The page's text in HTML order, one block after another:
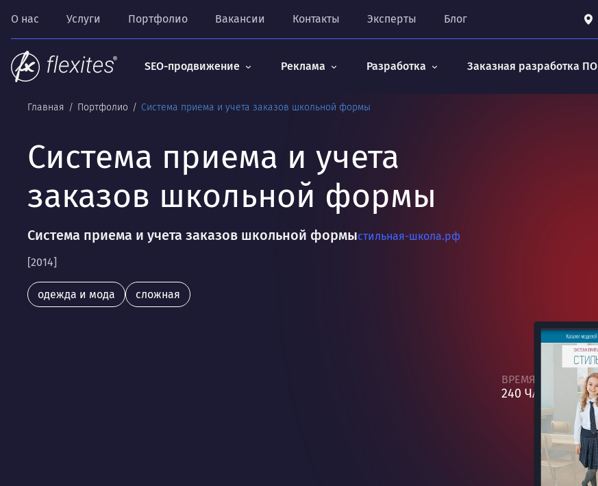
О нас Услуги Портфолио Вакансии Контакты Эксперты Блог
SEO-продвижение Реклама Разработка Заказная разработка ПО
Главная Портфолио Система приема и учета заказов школьной формы
Система приема и учета
заказов школьной формы
Система приема и учета заказов школьной формыстильная-школа.рф
[2014]
одежда и мода сложная
ВРЕМЯ
240 ЧАСОВ